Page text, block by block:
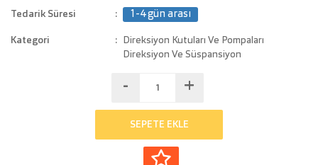
Tedarik Süresi 1-4 gün arası
Kategori
Direksiyon Kutuları Ve Pompaları
Direksiyon Ve Süspansiyon
- +
SEPETE EKLE